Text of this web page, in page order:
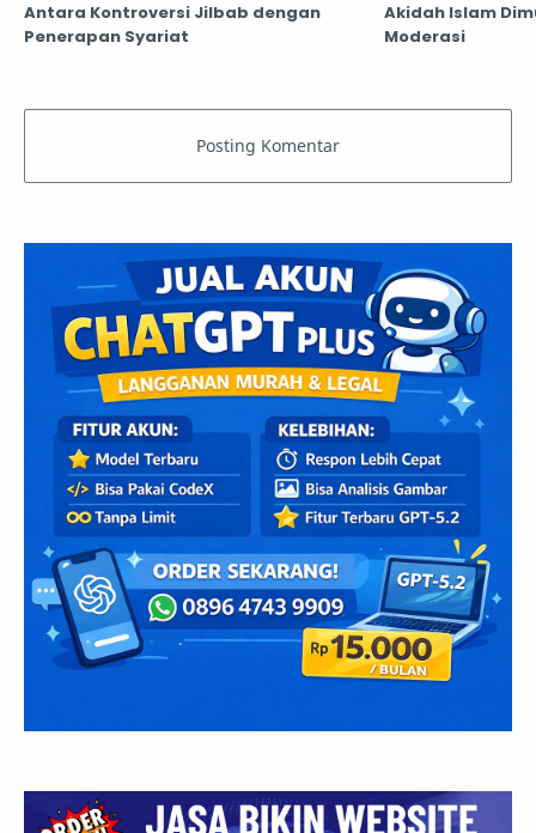
Antara Kontroversi Jilbab dengan
Penerapan Syariat
Akidah Islam
Moderasi